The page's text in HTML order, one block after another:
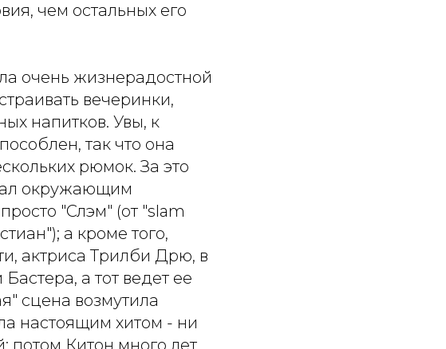
чем остальных его
очень жизнерадостной
вечеринки,
напитков. Увы, к
так что она
рюмок. За это
окружающим
"Слэм" (от "slam
а кроме того,
актриса Трилби Дрю, в
а тот ведет ее
сцена возмутила
настоящим хитом - ни
потом Китон много лет